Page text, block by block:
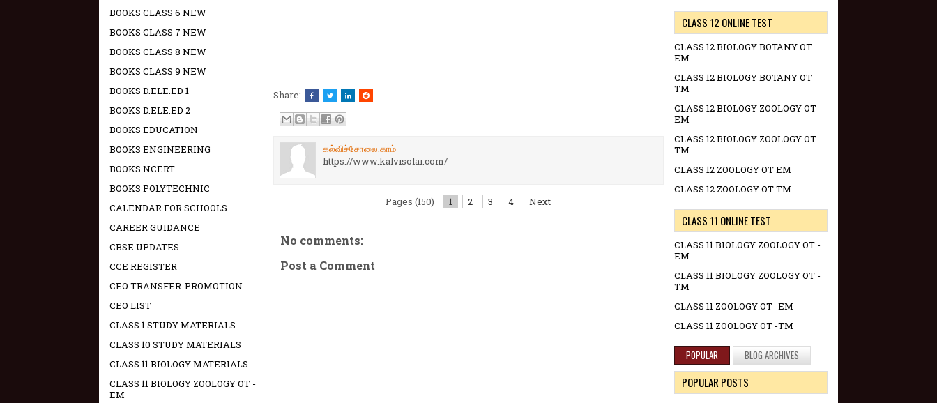
Share:
கல்விச்சோலை.காம்
https://www.kalvisolai.com/
Pages (150) 1 2 3 4 Next
No comments:
Post a Comment
BOOKS CLASS 6 NEW
BOOKS CLASS 7 NEW
BOOKS CLASS 8 NEW
BOOKS CLASS 9 NEW
BOOKS D.ELE.ED 1
BOOKS D.ELE.ED 2
BOOKS EDUCATION
BOOKS ENGINEERING
BOOKS NCERT
BOOKS POLYTECHNIC
CALENDAR FOR SCHOOLS
CAREER GUIDANCE
CBSE UPDATES
CCE REGISTER
CEO TRANSFER-PROMOTION
CEO LIST
CLASS 1 STUDY MATERIALS
CLASS 10 STUDY MATERIALS
CLASS 11 BIOLOGY MATERIALS
CLASS 11 BIOLOGY ZOOLOGY OT -
EM
CLASS 12 ONLINE TEST
CLASS 12 BIOLOGY BOTANY OT
EM
CLASS 12 BIOLOGY BOTANY OT
TM
CLASS 12 BIOLOGY ZOOLOGY OT
EM
CLASS 12 BIOLOGY ZOOLOGY OT
TM
CLASS 12 ZOOLOGY OT EM
CLASS 12 ZOOLOGY OT TM
CLASS 11 ONLINE TEST
CLASS 11 BIOLOGY ZOOLOGY OT -
EM
CLASS 11 BIOLOGY ZOOLOGY OT -
TM
CLASS 11 ZOOLOGY OT -EM
CLASS 11 ZOOLOGY OT -TM
POPULAR BLOG ARCHIVES
POPULAR POSTS